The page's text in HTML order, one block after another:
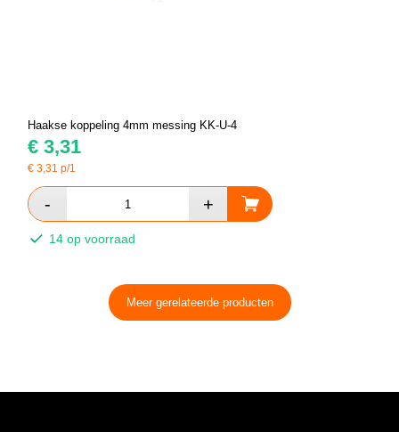
Haakse koppeling 4mm messing KK-U-4
€ 3,31
€3,31 p/1
14 op voorraad
Meer gerelateerde producten